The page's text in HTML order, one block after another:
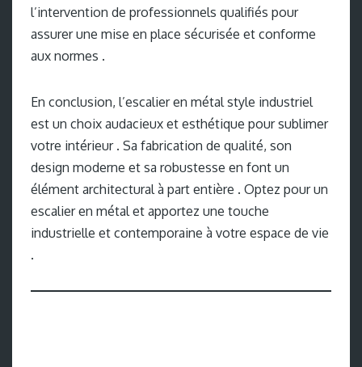
l’intervention de professionnels qualifiés pour
assurer une mise en place sécurisée et conforme
aux normes .
En conclusion, l’escalier en métal style industriel
est un choix audacieux et esthétique pour sublimer
votre intérieur . Sa fabrication de qualité, son
design moderne et sa robustesse en font un
élément architectural à part entière . Optez pour un
escalier en métal et apportez une touche
industrielle et contemporaine à votre espace de vie
.